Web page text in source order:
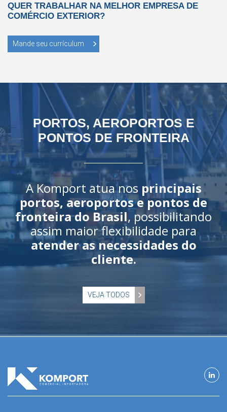
QUER TRABALHAR NA MELHOR EMPRESA DE
COMÉRCIO EXTERIOR?
Mande seu currículum
PORTOS, AEROPORTOS E
PONTOS DE FRONTEIRA
A Komport atua nos principais
portos, aeroportos e pontos de
fronteira do Brasil, possibilitando
assim maior flexibilidade para
atender as necessidades do
cliente.
VEJA TODOS